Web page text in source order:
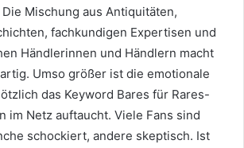
Die Mischung aus Antiquitäten,
fachkundigen Expertisen und
Händlerinnen und Händlern macht
Umso größer ist die emotionale
das Keyword Bares für Rares-
im Netz auftaucht. Viele Fans sind
schockiert, andere skeptisch. Ist